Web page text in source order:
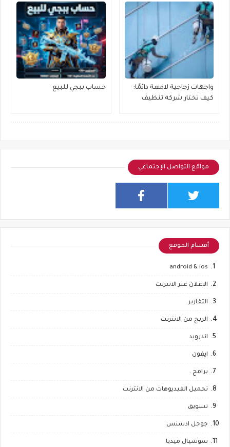
واجهات زجاجية لامعة دائمًا:
كيف تختار شركة تنظيف
حساب ببجي للبيع
مواقع التواصل الإجتماعي
أقسام الموقع
android & ios
الاعلان عبر الانترنت
التقارير
الربح من الانترنت
اندرويد
ايفون
برامج .
تحميل الفيديوهات من الانترنت
تسويق
جوجل ادسنس
سوشيال ميديا